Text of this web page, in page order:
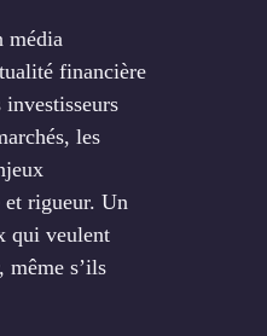
média
financière
les
et rigueur. Un
qui veulent
même s’ils